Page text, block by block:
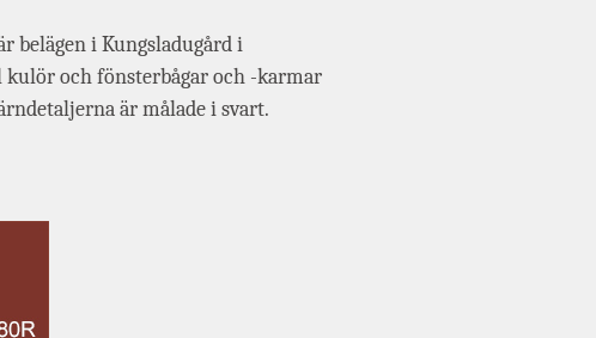
belägen i Kungsladugård i
kulör och fönsterbågar och -karmar
är målade i svart.